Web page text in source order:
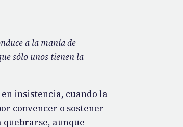
a la manía de
sólo unos tienen la
insistencia, cuando la
convencer o sostener
aunque